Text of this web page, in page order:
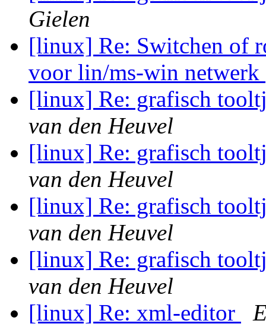
Gielen
[linux] Re: Switchen of
voor lin/ms-win netwerk
[linux] Re: grafisch
van den Heuvel
[linux] Re: grafisch
van den Heuvel
[linux] Re: grafisch
van den Heuvel
[linux] Re: grafisch
van den Heuvel
[linux] Re: xml-editor